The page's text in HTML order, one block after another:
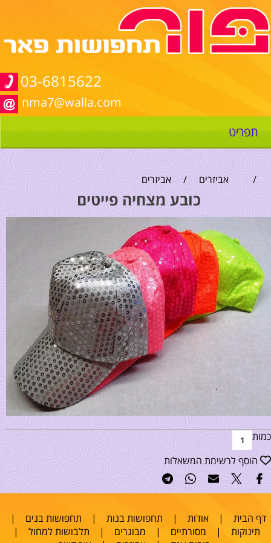
03-6815622
nma7@walla.com
תפריט
/ אביזרים / אביזרים
כובע מצחיה פייטים
כמות
הוסף לרשימת המשאלות
דף הבית |אודות | תחפושות בנות | תחפושות בנים |
תינוקות | מסורתיים | מבוגרים | תלבושות למחול |